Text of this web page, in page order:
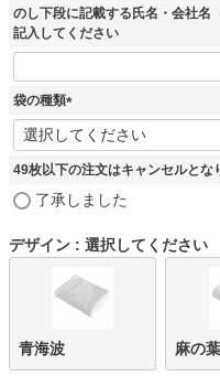
のし下段に記載する氏名・会社名
記入してください
袋の種類
(
必
須
49枚以下の注文はキャンセルとな
了承しました
デザイン 選択してください
青海波 麻の葉